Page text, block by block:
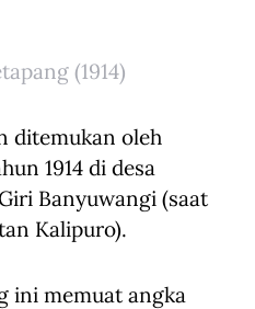
(1914)
ditemukan oleh
1914 di desa
Banyuwangi (saat
Kalipuro).
ini memuat angka